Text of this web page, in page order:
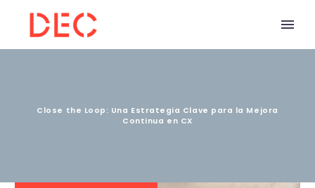
Close the Loop: Una Estrategia Clave para la Mejora
Continua en CX